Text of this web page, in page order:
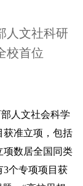
人文社科研
校首位
人文社会科学
获准立项，包括
项数居全国同类
3个专项项目获